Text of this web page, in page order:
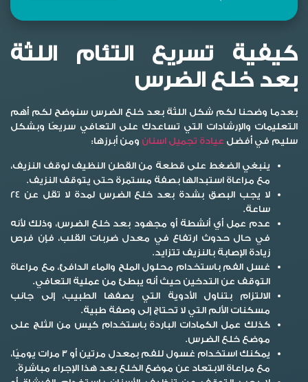
كيفية تسريع التئام اللثة
بعد خلع الضرس
بعدما وضحنا لكم شكل اللثة بعد خلع الضرس سنوضح لكم أهم
التعليمات والإرشادات التي تساعدك على التعافي سريعًا وبشكل
سليم في أفضل عيادة تجميل اسنان ومن أبرزها:
ينبغي الضغط على قطعة من القطن النظيف لوقف النزيف،
مع مراعاة استبدالها بصفة مستمرة حتى يتوقف النزيف.
لا يجب البصق بشدة بعد خلع الضرس لمدة لا تقل عن 24
ساعة.
عدم عمل أي أنشطة أو مجهود بعد خلع الضرس، وذلك لأنه
في حال حدوث ارتفاع في معدل ضربات القلب، فإن فرص
زيادة الإصابة بالنزيف تتزايد.
غسل الفم باستخدام محلول الملح والماء الدافئ، مع مراعاة
التوقف عن التدخين حيث أنه يبطئ من عملية التعافي.
الالتزام بتناول الأدوية التي يصفها الطبيب، إلى جانب
مسكنات الألم التي لا تحتاج إلى وصفة طبية.
كذلك عمل الكمادات الباردة باستخدام كيس من الثلج على
موضع خلع الضرس.
يمكنك استخدام غسول للفم بمعدل مرتين أو 3 مرات يوميًا،
مع مراعاة الابتعاد عن موضع الخلع بعد هذا الإجراء مباشرةً.